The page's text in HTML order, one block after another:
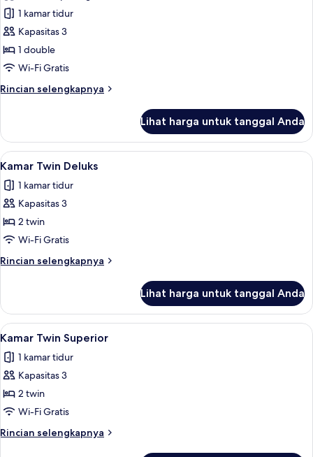
untuk
Suite,
1
kamar
1 kamar tidur
Kapasitas 3
1 double
Wi-Fi Gratis
Rincian selengkapnya
Rincian
Suite,
kamar
Lihat harga untuk tanggal Anda
Lihat
semua
foto
untuk
Kamar
Twin
Deluks
Kamar Twin Deluks | Brankas, meja
9
Kamar Twin Deluks
1 kamar tidur
Kapasitas 3
2 twin
Wi-Fi Gratis
Rincian selengkapnya
Rincian
Kamar
Twin
Deluks
Lihat harga untuk tanggal Anda
Lihat
semua
foto
untuk
Kamar
Twin
Superior
Kamar Twin Superior | Brankas,
6
Kamar Twin Superior
1 kamar tidur
Kapasitas 3
2 twin
Wi-Fi Gratis
Rincian selengkapnya
Rincian